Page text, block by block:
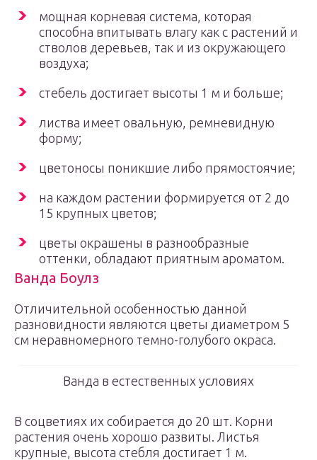
мощная корневая система, которая
способна впитывать влагу как с растений и
стволов деревьев, так и из окружающего
воздуха;
стебель достигает высоты 1 м и больше;
листва имеет овальную, ремневидную
форму;
цветоносы поникшие либо прямостоячие;
на каждом растении формируется от 2 до
15 крупных цветов;
цветы окрашены в разнообразные
оттенки, обладают приятным ароматом.
Ванда Боулз
Отличительной особенностью данной
разновидности являются цветы диаметром 5
см неравномерного темно-голубого окраса.
Ванда в естественных условиях
В соцветиях их собирается до 20 шт. Корни
растения очень хорошо развиты. Листья
крупные, высота стебля достигает 1 м.